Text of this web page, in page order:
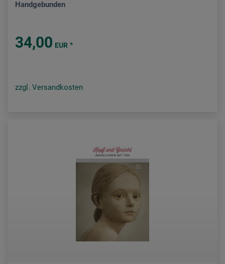
Handgebunden
34,00 EUR *
zzgl. Versandkosten